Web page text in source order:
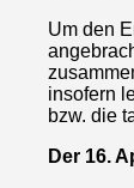
Um den
insofern
bzw. die
Der 16.